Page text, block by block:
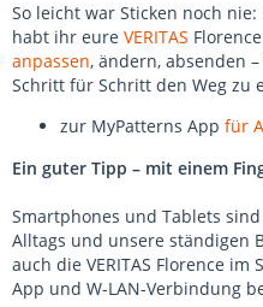
So leicht war Sticken noch
habt ihr eure VERITAS
anpassen, ändern, absenden
Schritt für Schritt den Weg zu
zur MyPatterns App für
Ein guter Tipp – mit einem
Smartphones und Tablets
Alltags und unsere ständigen
auch die VERITAS Florence
App und W-LAN-Verbindung